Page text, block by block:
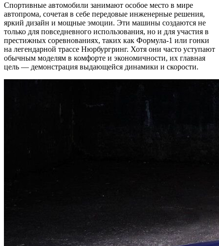
Спортивные автомобили занимают особое место в мире
автопрома, сочетая в себе передовые инженерные решения,
яркий дизайн и мощные эмоции. Эти машины создаются не
только для повседневного использования, но и для участия в
престижных соревнованиях, таких как Формула-1 или гонки
на легендарной трассе Нюрбургринг. Хотя они часто уступают
обычным моделям в комфорте и экономичности, их главная
цель — демонстрация выдающейся динамики и скорости.